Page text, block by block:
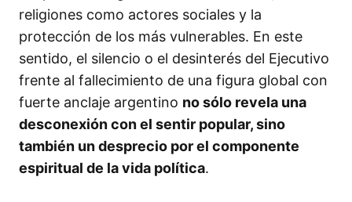
religiones como actores sociales y la
protección de los más vulnerables. En este
sentido, el silencio o el desinterés del Ejecutivo
frente al fallecimiento de una figura global con
fuerte anclaje argentino no sólo revela una
desconexión con el sentir popular, sino
también un desprecio por el componente
espiritual de la vida política.